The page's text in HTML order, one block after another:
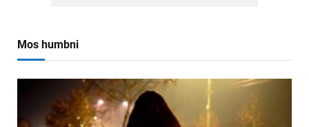
Mos humbni